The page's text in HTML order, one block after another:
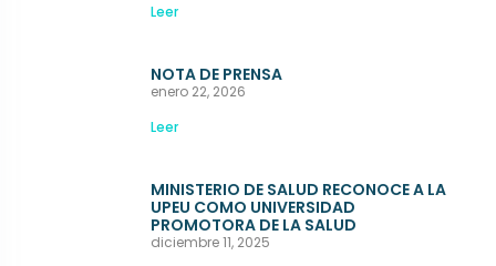
Leer
NOTA DE PRENSA
enero 22, 2026
Leer
MINISTERIO DE SALUD RECONOCE A LA
UPEU COMO UNIVERSIDAD
PROMOTORA DE LA SALUD
diciembre 11, 2025